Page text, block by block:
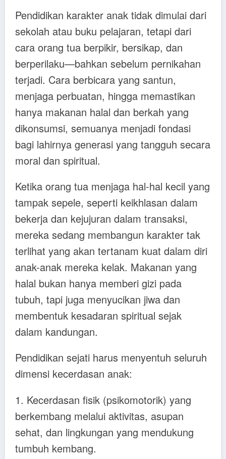
Pendidikan karakter anak tidak dimulai dari
sekolah atau buku pelajaran, tetapi dari
cara orang tua berpikir, bersikap, dan
berperilaku—bahkan sebelum pernikahan
terjadi. Cara berbicara yang santun,
menjaga perbuatan, hingga memastikan
hanya makanan halal dan berkah yang
dikonsumsi, semuanya menjadi fondasi
bagi lahirnya generasi yang tangguh secara
moral dan spiritual.
Ketika orang tua menjaga hal-hal kecil yang
tampak sepele, seperti keikhlasan dalam
bekerja dan kejujuran dalam transaksi,
mereka sedang membangun karakter tak
terlihat yang akan tertanam kuat dalam diri
anak-anak mereka kelak. Makanan yang
halal bukan hanya memberi gizi pada
tubuh, tapi juga menyucikan jiwa dan
membentuk kesadaran spiritual sejak
dalam kandungan.
Pendidikan sejati harus menyentuh seluruh
dimensi kecerdasan anak:
1. Kecerdasan fisik (psikomotorik) yang
berkembang melalui aktivitas, asupan
sehat, dan lingkungan yang mendukung
tumbuh kembang.